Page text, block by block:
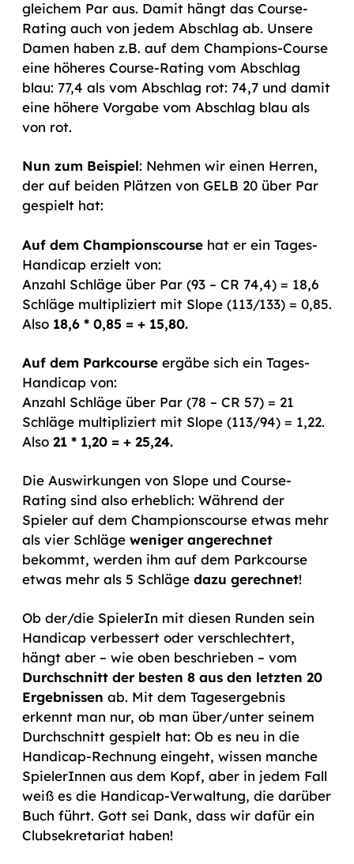
gleichem Par aus. Damit hängt das Course-
Rating auch von jedem Abschlag ab. Unsere
Damen haben z.B. auf dem Champions-Course
eine höheres Course-Rating vom Abschlag
blau: 77,4 als vom Abschlag rot: 74,7 und damit
eine höhere Vorgabe vom Abschlag blau als
von rot.
Nun zum Beispiel: Nehmen wir einen Herren,
der auf beiden Plätzen von GELB 20 über Par
gespielt hat:
Auf dem Championscourse hat er ein Tages-
Handicap erzielt von:
Anzahl Schläge über Par (93 – CR 74,4) = 18,6
Schläge multipliziert mit Slope (113/133) = 0,85.
Also 18,6 * 0,85 = + 15,80.
Auf dem Parkcourse ergäbe sich ein Tages-
Handicap von:
Anzahl Schläge über Par (78 – CR 57) = 21
Schläge multipliziert mit Slope (113/94) = 1,22.
Also 21 * 1,20 = + 25,24.
Die Auswirkungen von Slope und Course-
Rating sind also erheblich: Während der
Spieler auf dem Championscourse etwas mehr
als vier Schläge weniger angerechnet
bekommt, werden ihm auf dem Parkcourse
etwas mehr als 5 Schläge dazu gerechnet!
Ob der/die SpielerIn mit diesen Runden sein
Handicap verbessert oder verschlechtert,
hängt aber – wie oben beschrieben – vom
Durchschnitt der besten 8 aus den letzten 20
Ergebnissen ab. Mit dem Tagesergebnis
erkennt man nur, ob man über/unter seinem
Durchschnitt gespielt hat: Ob es neu in die
Handicap-Rechnung eingeht, wissen manche
SpielerInnen aus dem Kopf, aber in jedem Fall
weiß es die Handicap-Verwaltung, die darüber
Buch führt. Gott sei Dank, dass wir dafür ein
Clubsekretariat haben!